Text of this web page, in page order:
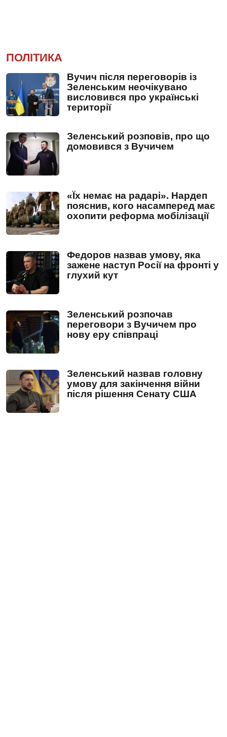
ПОЛІТИКА
Вучич після переговорів із
Зеленським неочікувано
висловився про українські
території
Зеленський розповів, про що
домовився з Вучичем
«Їх немає на радарі». Нардеп
пояснив, кого насамперед має
охопити реформа мобілізації
Федоров назвав умову, яка
зажене наступ Росії на фронті у
глухий кут
Зеленський розпочав
переговори з Вучичем про
нову еру співпраці
Зеленський назвав головну
умову для закінчення війни
після рішення Сенату США